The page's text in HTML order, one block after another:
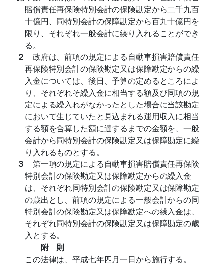
賠償責任再保険特別会計の保険勘定から二千九百
十億円、同特別会計の保障勘定から百九十億円を
限り、それぞれ一般会計に繰り入れることができ
る。
２ 政府は、前項の規定による自動車損害賠償責任
再保険特別会計の保険勘定又は保障勘定からの繰
入金については、後日、予算の定めるところによ
り、それぞれそ繰入金に相当する額及び同項の規
定による繰入れがなかったとした場合に当該勘定
において生じていたと見込まれる運用収入に相当
する額を合算した額に達するまでの金額を、一般
会計から同特別会計の保険勘定又は保障勘定に繰
り入れるものとする。
３ 第一項の規定による自動車損害賠償責任再保険
特別会計の保険勘定又は保障勘定からの繰入金
は、それぞれ同特別会計の保険勘定又は保障勘定
の歳出とし、前項の規定による一般会計からの同
特別会計の保険勘定又は保障勘定への繰入金は、
それぞれ同特別会計の保険勘定又は保障勘定の歳
入とする。
附 則
この法律は、平成七年四月一日から施行する。